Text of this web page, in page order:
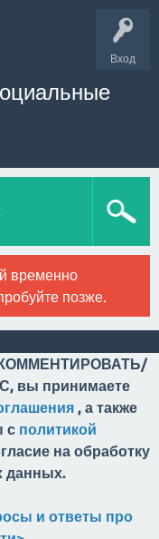
Вход
временно
позже.
КОММЕНТИРОВАТЬ/
вы принимаете
, а также
с политикой
на обработку
данных.
и ответы про